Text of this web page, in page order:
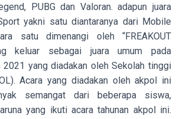
PUBG dan Valoran. adapun juara
yakni satu diantaranya dari Mobile
satu dimenangi oleh “FREAKOUT
keluar sebagai juara umum pada
2021 yang diadakan oleh Sekolah tinggi
Acara yang diadakan oleh akpol ini
semangat dari beberapa siswa,
yang ikuti acara tahunan akpol ini.